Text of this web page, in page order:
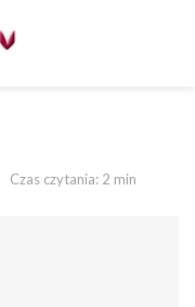
Czas czytania: 2 min